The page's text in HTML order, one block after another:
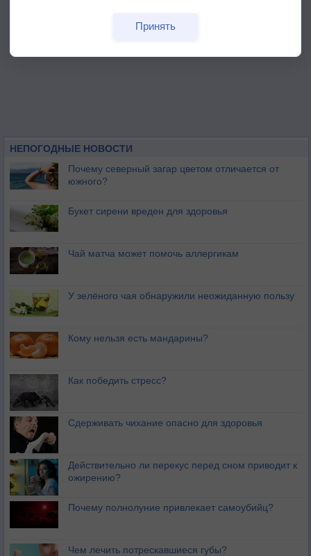
НЕПОГОДНЫЕ НОВОСТИ
Почему северный загар цветом отличается от
южного?
Букет сирени вреден для здоровья
Чай матча может помочь аллергикам
У зелёного чая обнаружили неожиданную пользу
Кому нельзя есть мандарины?
Как победить стресс?
Сдерживать чихание опасно для здоровья
Действительно ли перекус перед сном приводит к
ожирению?
Почему полнолуние привлекает самоубийц?
Чем лечить потрескавшиеся губы?
Принять